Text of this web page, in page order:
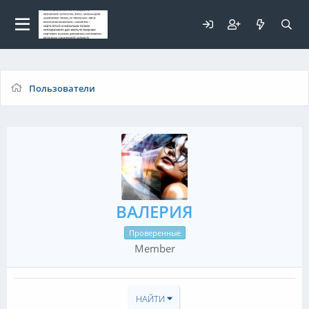
Пользователи
ВАЛЕРИЯ
Проверенные
Member
НАЙТИ
Для любых предложений по
сайту: elaizik@cp9.ru